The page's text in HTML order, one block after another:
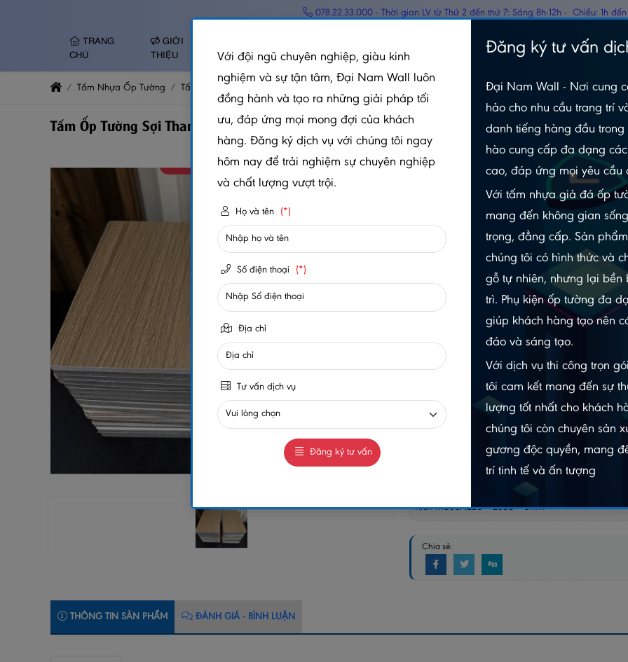
078.22.33.000 - Thời gian LV từ Thứ 2 đến thứ 7: Sáng 8h-12h - Chiều: 1h
TRANG
CHỦ
GIỚI
THIỆU
TƯỜNG
NHIỆT
Tấm Nhựa Ốp Tường Tấm Ốp Than Tre Tấm Ốp Tường Sợi Than Tre 5mm - J011
Tấm Ốp Tường Sợi Than Tre 5mm - J011
TẤM ỐP TƯỜNG SỢI THAN
5.0/5 (1 đánh giá) | 0 đã bán
Xem thêm thuộc tính sản phẩm
Còn hàng
Số lần xem: 325
Chat Zalo Gọi
GIAO HÀNG COD TOÀN QUỐC
Kích Thước: 1220 * 2800 * 5mm
Chia sẻ:
THÔNG TIN SẢN PHẨM ĐÁNH GIÁ - BÌNH LUẬN
Đăng ký tư vấn
Đại Nam Wall - Nơi cung
hảo cho nhu cầu trang trí
danh tiếng hàng đầu
hào cung cấp đa dạng
cao, đáp ứng mọi yêu cầu
Với tấm nhựa giả đá ốp
mang đến không gian
trọng, đẳng cấp. Sản
chúng tôi có hình thức và
gỗ tự nhiên, nhưng lại bền
trì. Phụ kiện ốp tường đa
giúp khách hàng tạo nên
đáo và sáng tạo.
Với dịch vụ thi công trọn
tôi cam kết mang đến sự
lượng tốt nhất cho khách
chúng tôi còn chuyên sản
gương độc quyền, mang
trí tinh tế và ấn tượng
Với đội ngũ chuyên nghiệp, giàu kinh
nghiệm và sự tận tâm, Đại Nam Wall luôn
đồng hành và tạo ra những giải pháp tối
ưu, đáp ứng mọi mong đợi của khách
hàng. Đăng ký dịch vụ với chúng tôi ngay
hôm nay để trải nghiệm sự chuyên nghiệp
và chất lượng vượt trội.
Họ và tên (*)
Số điện thoại (*)
Địa chỉ
Tư vấn dịch vụ
Đăng ký tư vấn